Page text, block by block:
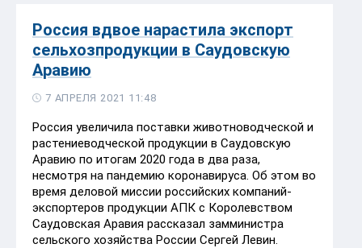
Россия вдвое нарастила экспорт
сельхозпродукции в Саудовскую
Аравию
7 АПРЕЛЯ 2021 11:48
Россия увеличила поставки животноводческой и
растениеводческой продукции в Саудовскую
Аравию по итогам 2020 года в два раза,
несмотря на пандемию коронавируса. Об этом во
время деловой миссии российских компаний-
экспортеров продукции АПК с Королевством
Саудовская Аравия рассказал замминистра
сельского хозяйства России Сергей Левин.